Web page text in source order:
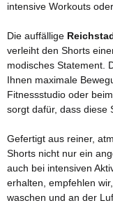
intensive Workouts
Die auffällige
verleiht den Shorts
modisches Statement.
Ihnen maximale
Fitnessstudio oder
sorgt dafür, dass diese
Gefertigt aus reiner,
Shorts nicht nur ein
auch bei intensiven
erhalten, empfehlen
waschen und an der